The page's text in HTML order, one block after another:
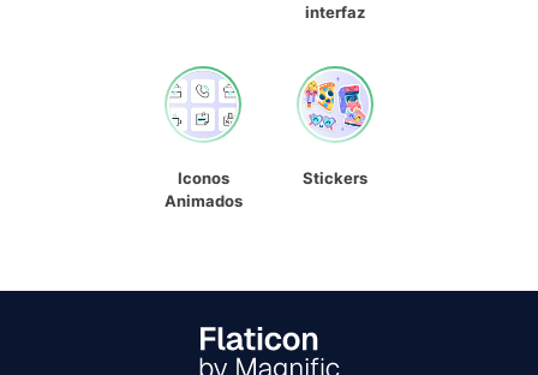
interfaz
Iconos
Animados
Stickers